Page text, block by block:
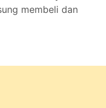
membeli dan